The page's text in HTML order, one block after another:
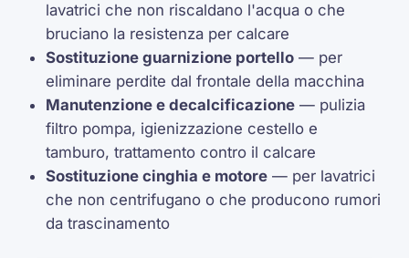
lavatrici che non riscaldano l'acqua o che
bruciano la resistenza per calcare
Sostituzione guarnizione portello — per
eliminare perdite dal frontale della macchina
Manutenzione e decalcificazione — pulizia
filtro pompa, igienizzazione cestello e
tamburo, trattamento contro il calcare
Sostituzione cinghia e motore — per lavatrici
che non centrifugano o che producono rumori
da trascinamento